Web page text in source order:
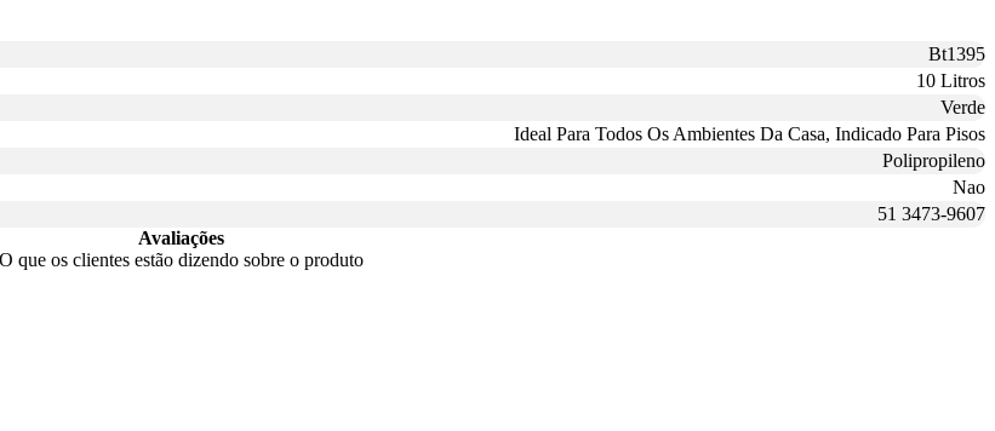
Bt1395
10 Litros
Verde
Ideal Para Todos Os Ambientes Da Casa, Indicado Para Pisos
Polipropileno
Nao
51 3473-9607
Avaliações
O que os clientes estão dizendo sobre o produto